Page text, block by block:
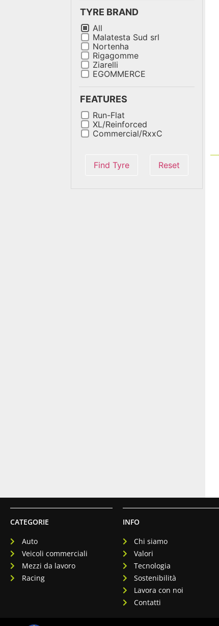
TYRE BRAND
All
Malatesta Sud srl
Nortenha
Rigagomme
Ziarelli
EGOMMERCE
FEATURES
Run-Flat
XL/Reinforced
Commercial/RxxC
Find Tyre Reset
CATEGORIE
Auto
Veicoli commerciali
Mezzi da lavoro
Racing
INFO
Chi siamo
Valori
Tecnologia
Sostenibilità
Lavora con noi
Contatti